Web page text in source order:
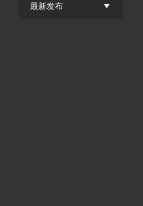
最新发布